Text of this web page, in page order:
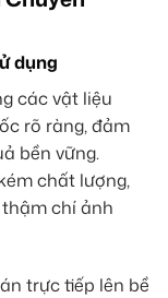
dụng
các vật liệu
rõ ràng, đảm
bền vững.
chất lượng,
chí ảnh
trực tiếp lên bề